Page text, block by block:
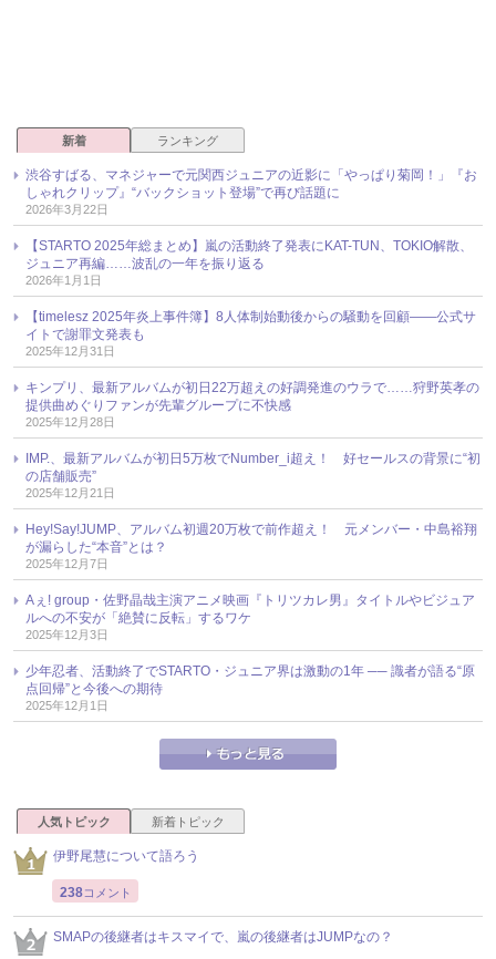
新着 ランキング
渋谷すばる、マネジャーで元関西ジュニアの近影に「やっぱり菊岡！」『お
しゃれクリップ』“バックショット登場”で再び話題に
2026年3月22日
【STARTO 2025年総まとめ】嵐の活動終了発表にKAT-TUN、TOKIO解散、
ジュニア再編……波乱の一年を振り返る
2026年1月1日
【timelesz 2025年炎上事件簿】8人体制始動後からの騒動を回顧――公式サ
イトで謝罪文発表も
2025年12月31日
キンプリ、最新アルバムが初日22万超えの好調発進のウラで……狩野英孝の
提供曲めぐりファンが先輩グループに不快感
2025年12月28日
IMP.、最新アルバムが初日5万枚でNumber_i超え！ 好セールスの背景に“初
の店舗販売”
2025年12月21日
Hey!Say!JUMP、アルバム初週20万枚で前作超え！ 元メンバー・中島裕翔
が漏らした“本音”とは？
2025年12月7日
Aぇ! group・佐野晶哉主演アニメ映画『トリツカレ男』タイトルやビジュア
ルへの不安が「絶賛に反転」するワケ
2025年12月3日
少年忍者、活動終了でSTARTO・ジュニア界は激動の1年 ── 識者が語る“原
点回帰”と今後への期待
2025年12月1日
人気トピック 新着トピック
伊野尾慧について語ろう
238コメント
SMAPの後継者はキスマイで、嵐の後継者はJUMPなの？